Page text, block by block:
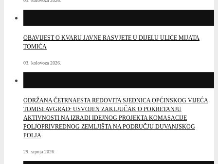
OBAVIJEST O KVARU JAVNE RASVJETE U DIJELU ULICE MIJATA
TOMIĆA
03. kolovoza 2026.
ODRŽANA ČETRNAESTA REDOVITA SJEDNICA OPĆINSKOG VIJEĆA
TOMISLAVGRAD: USVOJEN ZAKLJUČAK O POKRETANJU
AKTIVNOSTI NA IZRADI IDEJNOG PROJEKTA KOMASACIJE
POLJOPRIVREDNOG ZEMLJIŠTA NA PODRUČJU DUVANJSKOG
POLJA
29. srpnja 2026.